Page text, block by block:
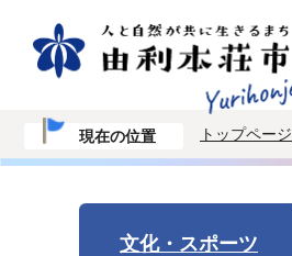
現在の位置 トップページ
文化・スポーツ